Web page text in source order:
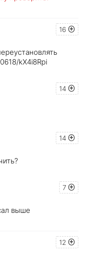
16
kX4i8Rpi
14
14
7
выше
12